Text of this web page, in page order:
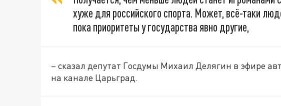
хуже для российского спорта. Может, всё-таки
пока приоритеты у государства явно другие,
– сказал депутат Госдумы Михаил Делягин в эфире
на канале Царьград.